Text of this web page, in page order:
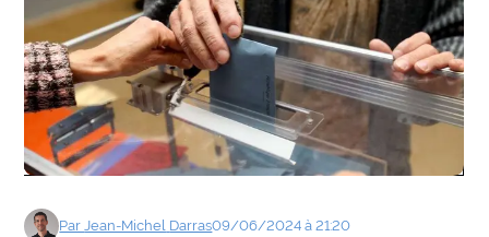
Agenda
Faits
divers
Sports
Société
ParJean-Michel Darras09/06/2024 à 21:20